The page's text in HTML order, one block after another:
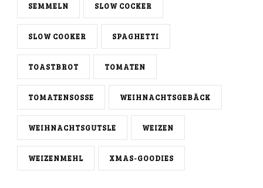
SEMMELN SLOW COCKER
SLOW COOKER SPAGHETTI
TOASTBROT TOMATEN
TOMATENSOSSE WEIHNACHTSGEBÄCK
WEIHNACHTSGUTSLE WEIZEN
WEIZENMEHL XMAS-GOODIES